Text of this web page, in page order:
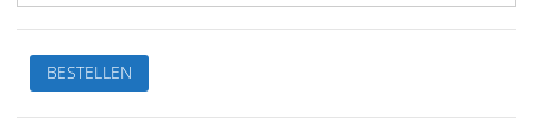
Het
grafVan:
H.P.
BESTELLEN